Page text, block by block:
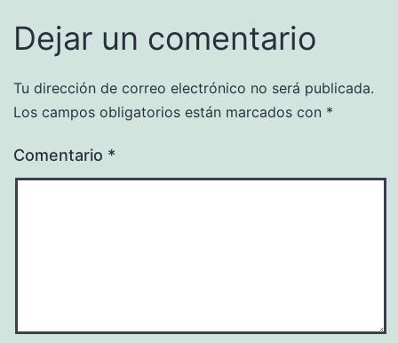
Dejar un comentario
Tu dirección de correo electrónico no será publicada.
Los campos obligatorios están marcados con *
Comentario *